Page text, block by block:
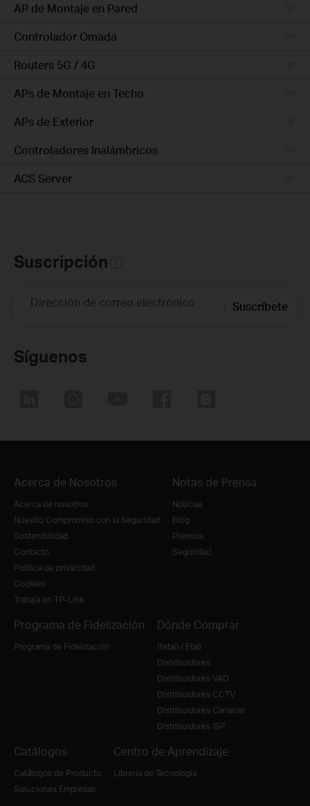
AP de Montaje en Pared
Controlador Omada
Routers 5G / 4G
APs de Montaje en Techo
APs de Exterior
Controladores Inalámbricos
ACS Server
Suscripción
Dirección de correo electrónico Suscríbete
Síguenos
Acerca de Nosotros
Acerca de nosotros
Nuestro Compromiso con la Seguridad
Sostenibilidad
Contacto
Política de privacidad
Cookies
Trabaja en TP-Link
Notas de Prensa
Noticias
Blog
Premios
Seguridad
Programa de Fidelización
Programa de Fidelización
Dónde Comprar
Retail / Etail
Distribuidores
Distribuidores VAD
Distribuidores CCTV
Distribuidores Canarias
Distribuidores ISP
Catálogos
Catálogos de Producto
Soluciones Empresas
Centro de Aprendizaje
Librería de Tecnología